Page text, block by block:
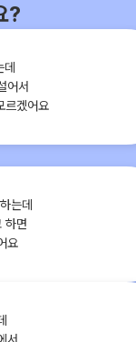
?
어서
르겠어요
는데
하면
요